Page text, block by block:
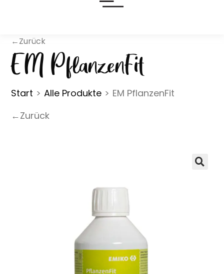
EM PflanzenFit
Start > Alle Produkte > EM PflanzenFit
←Zurück
←Zurück